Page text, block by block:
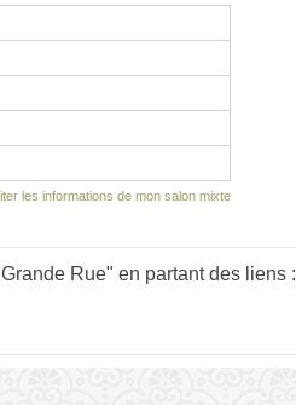
les informations de mon salon mixte
Rue" en partant des liens :